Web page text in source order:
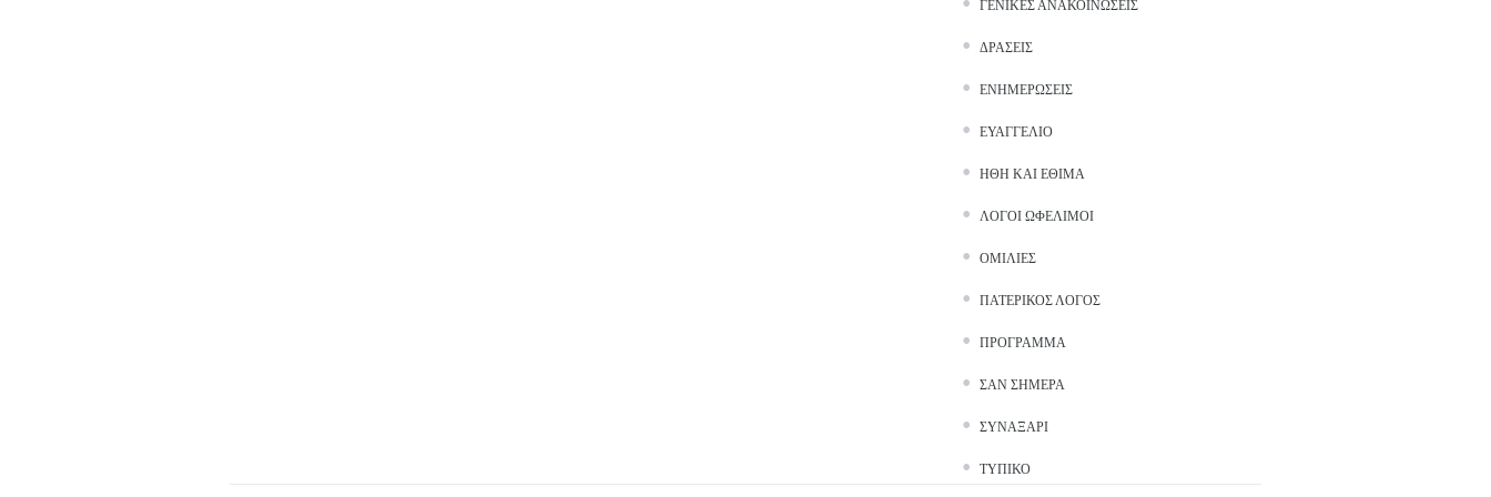
ΓΕΝΙΚΈΣ ΑΝΑΚΟΙΝΏΣΕΙΣ
ΔΡΆΣΕΙΣ
ΕΝΗΜΕΡΏΣΕΙΣ
ΕΥΑΓΓΈΛΙΟ
ΉΘΗ ΚΑΙ ΈΘΙΜΑ
ΛΌΓΟΙ ΩΦΈΛΙΜΟΙ
ΟΜΙΛΊΕΣ
ΠΑΤΕΡΙΚΌΣ ΛΌΓΟΣ
ΠΡΌΓΡΑΜΜΑ
ΣΑΝ ΣΉΜΕΡΑ
ΣΥΝΑΞΆΡΙ
ΤΥΠΙΚΌ